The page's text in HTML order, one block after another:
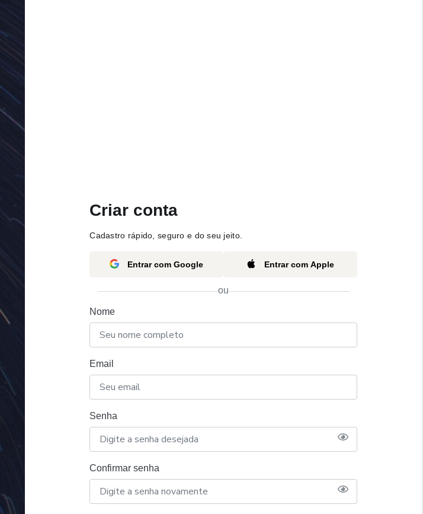
Criar conta
Cadastro rápido, seguro e do seu jeito.
Entrar com Google Entrar com Apple
ou
Nome
Email
Senha
Confirmar senha